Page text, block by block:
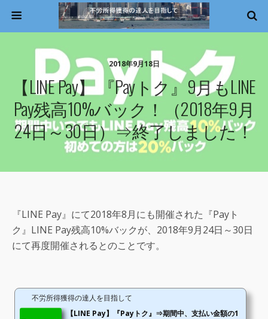
2018年9月18日
【LINE Pay】 『Payトク』9月もLINE
Pay残高10%バック！（2018年9月
24日～30日）⇒終了しました！
『LINE Pay』にて2018年8月にも開催された『Payト
ク』LINE Pay残高10%バックが、2018年9月24日～30日
にて再度開催されるとのことです。
不労所得獲得の達人を目指して
【LINE Pay】『Payトク』⇒期間中、支払い金額の1